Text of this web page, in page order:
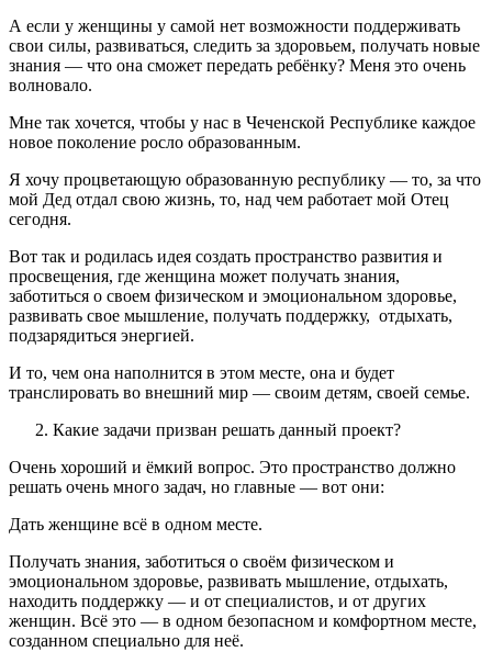
А если у женщины у самой нет возможности поддерживать
свои силы, развиваться, следить за здоровьем, получать новые
знания — что она сможет передать ребёнку? Меня это очень
волновало.
Мне так хочется, чтобы у нас в Чеченской Республике каждое
новое поколение росло образованным.
Я хочу процветающую образованную республику — то, за что
мой Дед отдал свою жизнь, то, над чем работает мой Отец
сегодня.
Вот так и родилась идея создать пространство развития и
просвещения, где женщина может получать знания,
заботиться о своем физическом и эмоциональном здоровье,
развивать свое мышление, получать поддержку, отдыхать,
подзарядиться энергией.
И то, чем она наполнится в этом месте, она и будет
транслировать во внешний мир — своим детям, своей семье.
Какие задачи призван решать данный проект?
Очень хороший и ёмкий вопрос. Это пространство должно
решать очень много задач, но главные — вот они:
Дать женщине всё в одном месте.
Получать знания, заботиться о своём физическом и
эмоциональном здоровье, развивать мышление, отдыхать,
находить поддержку — и от специалистов, и от других
женщин. Всё это — в одном безопасном и комфортном месте,
созданном специально для неё.